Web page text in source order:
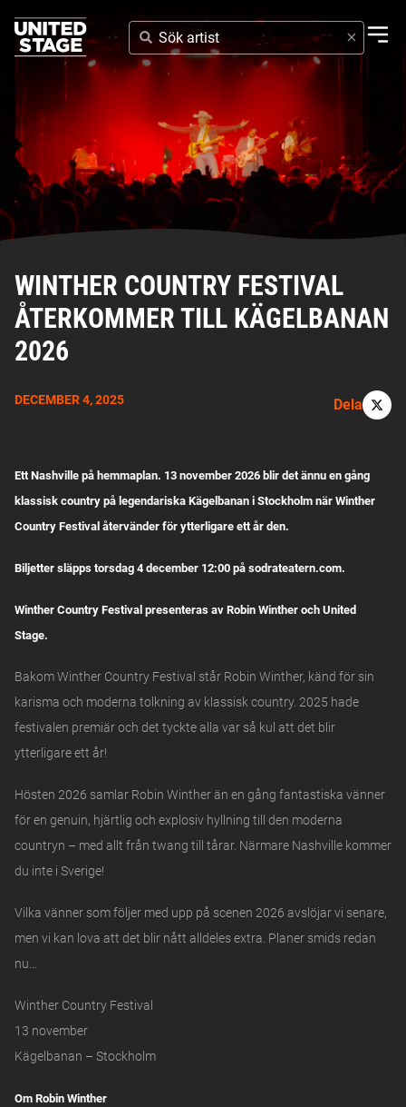
SÖK
ARTIST
WINTHER COUNTRY FESTIVAL
ÅTERKOMMER TILL KÄGELBANAN
2026
DECEMBER 4, 2025 Dela
Ett Nashville på hemmaplan. 13 november 2026 blir det ännu en gång
klassisk country på legendariska Kägelbanan i Stockholm när Winther
Country Festival återvänder för ytterligare ett år den.
Biljetter släpps torsdag 4 december 12:00 på sodrateatern.com.
Winther Country Festival presenteras av Robin Winther och United
Stage.
Bakom Winther Country Festival står Robin Winther, känd för sin
karisma och moderna tolkning av klassisk country. 2025 hade
festivalen premiär och det tyckte alla var så kul att det blir
ytterligare ett år!
Hösten 2026 samlar Robin Winther än en gång fantastiska vänner
för en genuin, hjärtlig och explosiv hyllning till den moderna
countryn – med allt från twang till tårar. Närmare Nashville kommer
du inte i Sverige!
Vilka vänner som följer med upp på scenen 2026 avslöjar vi senare,
men vi kan lova att det blir nått alldeles extra. Planer smids redan
nu…
Winther Country Festival
13 november
Kägelbanan – Stockholm
Om Robin Winther